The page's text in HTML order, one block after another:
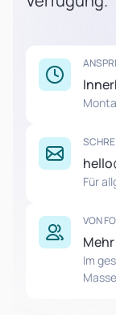
Für
VON
Im